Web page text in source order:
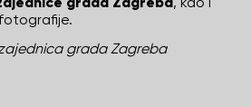
grada Zagreba